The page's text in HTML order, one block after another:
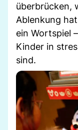
überbrücken,
Ablenkung
ein Wortspiel
Kinder in
sind.